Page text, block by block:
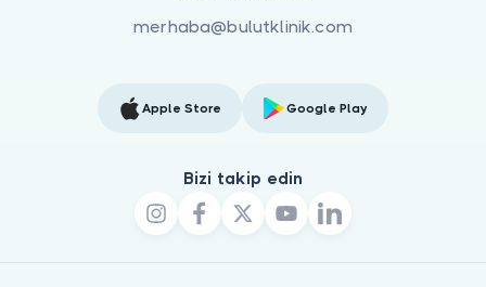
merhaba@bulutklinik.com
Apple Store Google Play
Bizi takip edin